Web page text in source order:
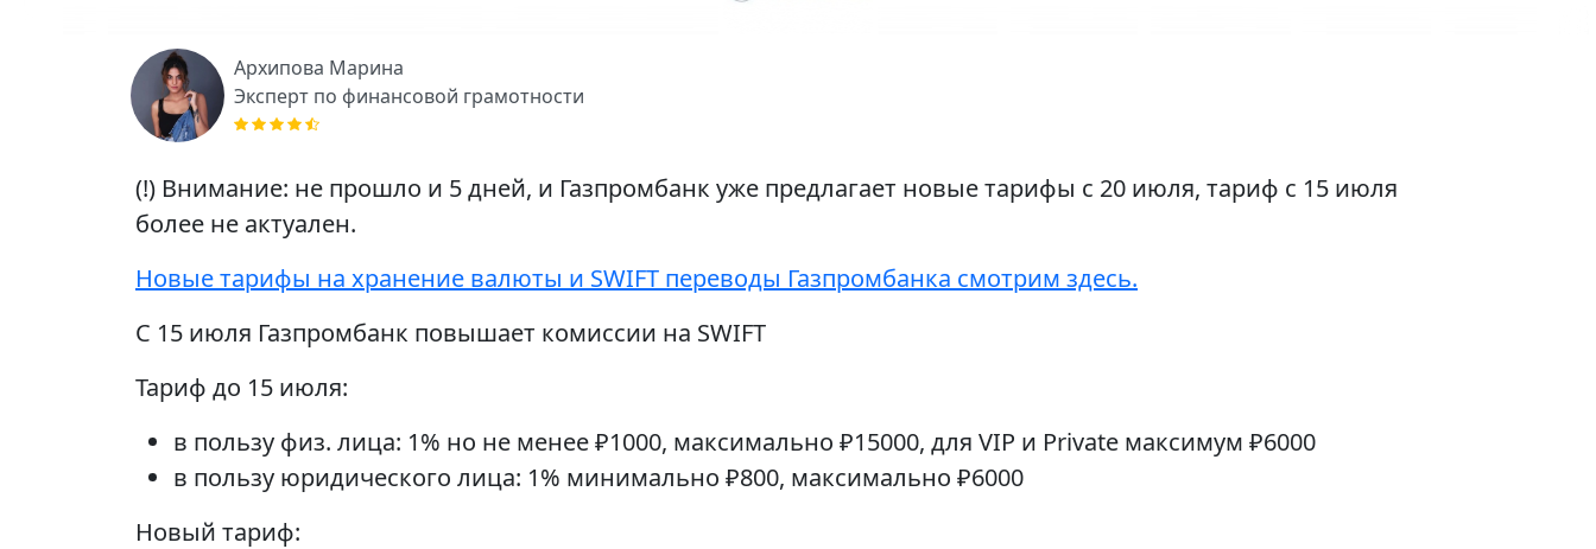
Архипова Марина
Эксперт по финансовой грамотности
(!) Внимание: не прошло и 5 дней, и Газпромбанк уже предлагает новые тарифы с 20 июля, тариф с 15 июля
более не актуален.
Новые тарифы на хранение валюты и SWIFT переводы Газпромбанка смотрим здесь.
C 15 июля Газпромбанк повышает комиссии на SWIFT
Тариф до 15 июля:
в пользу физ. лица: 1% но не менее ₽1000, максимально ₽15000, для VIP и Private максимум ₽6000
в пользу юридического лица: 1% минимально ₽800, максимально ₽6000
Новый тариф: